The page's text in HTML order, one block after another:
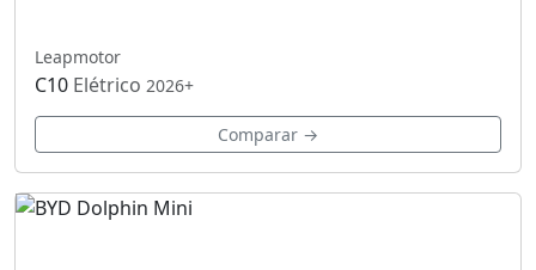
Leapmotor
C10 Elétrico 2026+
Comparar →